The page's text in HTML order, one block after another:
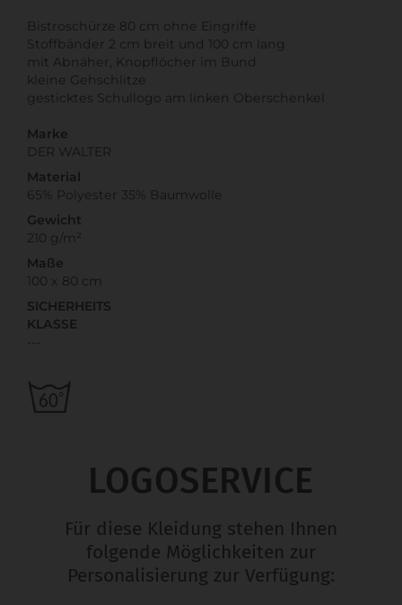
Bistroschürze 80 cm ohne Eingriffe
Stoffbänder 2 cm breit und 100 cm lang
mit Abnäher, Knopflöcher im Bund
kleine Gehschlitze
gesticktes Schullogo am linken Oberschenkel
Marke
DER WALTER
Material
65% Polyester 35% Baumwolle
Gewicht
210 g/m²
Maße
100 x 80 cm
SICHERHEITS
KLASSE
LOGOSERVICE
Für diese Kleidung stehen Ihnen
folgende Möglichkeiten zur
Personalisierung zur Verfügung: